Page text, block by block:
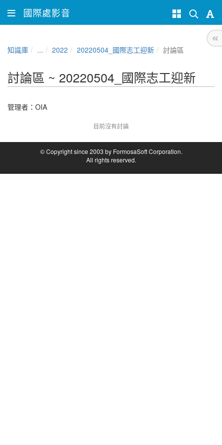
國際處影音
知識庫 ... 2022 20220504_國際志工迎新 討論區
討論區 ~ 20220504_國際志工迎新
管理者： OIA
目前沒有討論
© Copyright since 2003 by FormosaSoft Corporation.
All rights reserved.